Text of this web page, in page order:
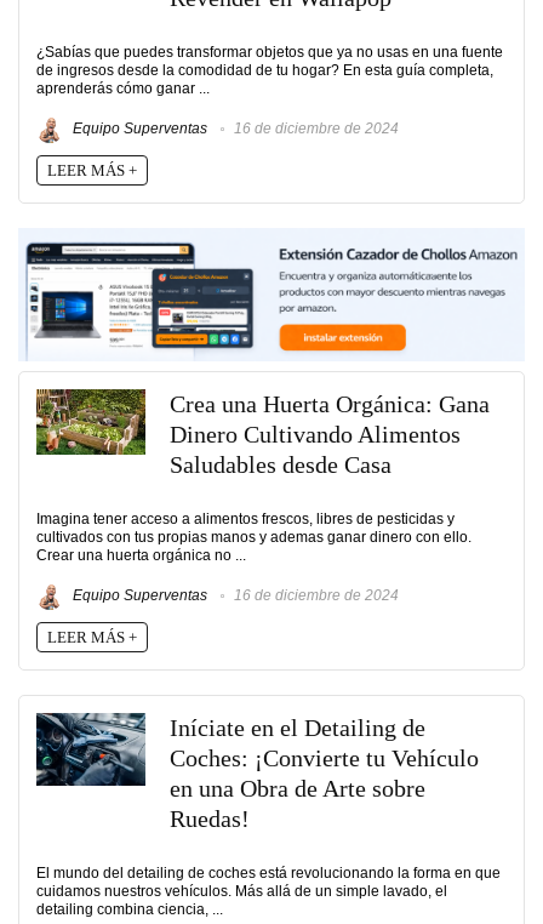
¿Sabías que puedes transformar objetos que ya no usas en una fuente
de ingresos desde la comodidad de tu hogar? En esta guía completa,
aprenderás cómo ganar ...
Equipo Superventas 16 de diciembre de 2024
LEER MÁS +
Crea una Huerta Orgánica: Gana
Dinero Cultivando Alimentos
Saludables desde Casa
Imagina tener acceso a alimentos frescos, libres de pesticidas y
cultivados con tus propias manos y ademas ganar dinero con ello.
Crear una huerta orgánica no ...
Equipo Superventas 16 de diciembre de 2024
LEER MÁS +
Iníciate en el Detailing de
Coches: ¡Convierte tu Vehículo
en una Obra de Arte sobre
Ruedas!
El mundo del detailing de coches está revolucionando la forma en que
cuidamos nuestros vehículos. Más allá de un simple lavado, el
detailing combina ciencia, ...